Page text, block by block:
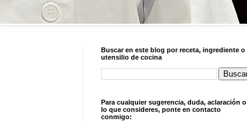
Buscar en este blog por receta, ingrediente o
utensilio de cocina
Para cualquier sugerencia, duda, aclaración o
lo que consideres, ponte en contacto
conmigo: